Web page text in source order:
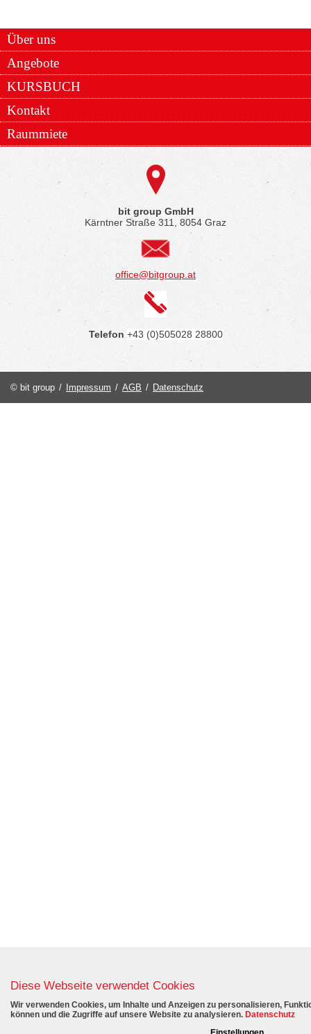
Über uns
Angebote
KURSBUCH
Kontakt
Raummiete
bit group GmbH
Kärntner Straße 311, 8054 Graz
office@bitgroup.at
Telefon +43 (0)505028 28800
© bit group / Impressum / AGB / Datenschutz
Diese Webseite verwendet Cookies
Wir verwenden Cookies, um Inhalte und Anzeigen zu personalisieren,
können und die Zugriffe auf unsere Website zu analysieren. Datenschutz